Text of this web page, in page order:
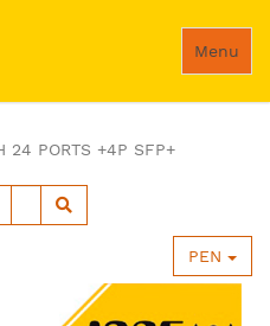
Menu
24 PORTS +4P SFP+
PEN